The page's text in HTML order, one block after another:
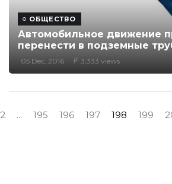
ОБЩЕСТВО
Автомобильное движение
перенести в подземные
05 Dec, 2016 3,333 views
2 ... 195 196 197 198 199